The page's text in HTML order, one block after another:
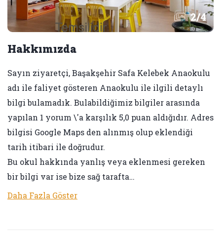
2/4
Hakkımızda
Sayın ziyaretçi, Başakşehir Safa Kelebek Anaokulu
adı ile faliyet gösteren Anaokulu ile ilgili detaylı
bilgi bulamadık. Bulabildiğimiz bilgiler arasında
yapılan 1 yorum \'a karşılık 5,0 puan aldığıdır. Adres
bilgisi Google Maps den alınmış olup eklendiği
tarih itibari ile doğrudur.
Bu okul hakkında yanlış veya eklenmesi gereken
bir bilgi var ise bize sağ tarafta…
Daha Fazla Göster